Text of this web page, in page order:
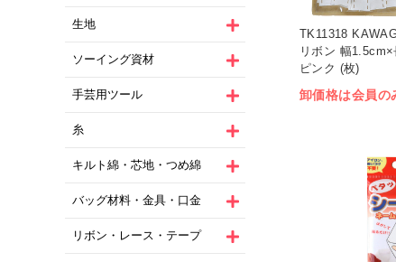
生地
ソーイング資材
手芸用ツール
糸
キルト綿・芯地・つめ綿
バッグ材料・金具・口金
リボン・レース・テープ
TK11318
リボン 幅
ピンク (枚)
卸価格は会員の